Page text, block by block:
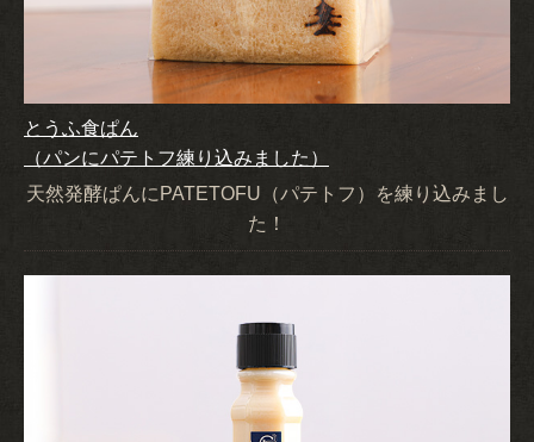
とうふ食ぱん
（パンにパテトフ練り込みました）
天然発酵ぱんにPATETOFU（パテトフ）を練り込みまし
た！